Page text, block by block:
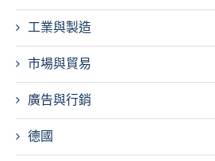
工業與製造
市場與貿易
廣告與行銷
德國